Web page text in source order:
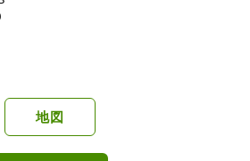
地図